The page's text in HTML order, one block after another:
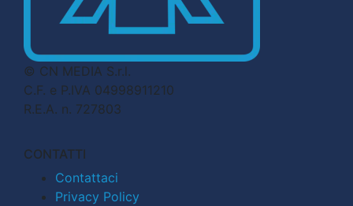
© CN MEDIA S.r.l.
C.F. e P.IVA 04998911210
R.E.A. n. 727803
CONTATTI
Contattaci
Privacy Policy